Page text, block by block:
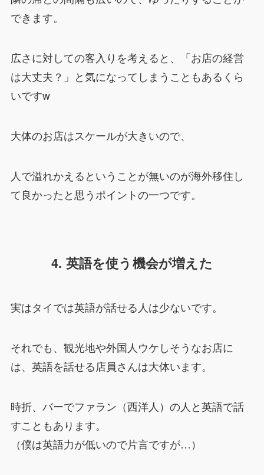
できます。
広さに対しての客入りを考えると、「お店の経営
は大丈夫？」と気になってしまうこともあるくら
いですw
大体のお店はスケールが大きいので、
人で溢れかえるということが無いのが海外移住し
て良かったと思うポイントの一つです。
4. 英語を使う機会が増えた
実はタイでは英語が話せる人は少ないです。
それでも、観光地や外国人ウケしそうなお店に
は、英語を話せる店員さんは大体います。
時折、バーでファラン（西洋人）の人と英語で話
すこともあります。
（僕は英語力が低いので片言ですが…）